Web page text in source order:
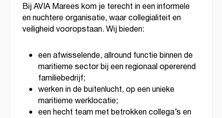
Bij AVIA Marees kom je terecht in een informele
en nuchtere organisatie, waar collegialiteit en
veiligheid vooropstaan. Wij bieden:
een afwisselende, allround functie binnen de
maritieme sector bij een regionaal opererend
familiebedrijf;
werken in de buitenlucht, op een unieke
maritieme werklocatie;
een hecht team met betrokken collega’s en